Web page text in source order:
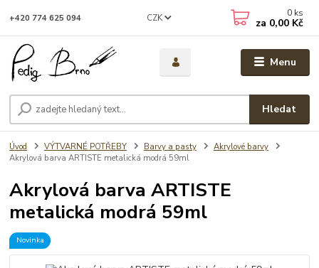
Menu
CZK
Hledat
+420 774 625 094 0 ks
za 0,00 Kč
Úvod VÝTVARNÉ POTŘEBY Barvy a pasty
Akrylové barvy
Akrylová barva ARTISTE metalická modrá 59ml
Akrylová barva ARTISTE
metalická modrá 59ml
Novinka